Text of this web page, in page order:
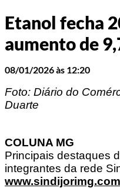
Etanol fecha
aumento de
08/01/2026 às 12:20
Foto: Diário do
Duarte
COLUNA MG
Principais destaques
integrantes da rede